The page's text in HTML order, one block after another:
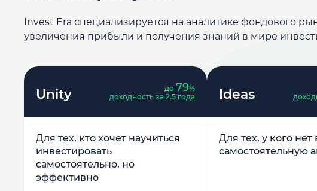
Invest Era специализируется на аналитике фондового
увеличения прибыли и получения знаний в мире
Unity до79%
доходность за 2.5 года
Для тех, кто хочет научиться
инвестировать
самостоятельно, но
эффективно
Ideas
Для тех, у кого
самостоятельную